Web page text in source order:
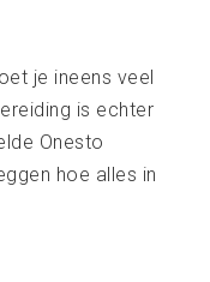
je ineens veel
is echter
Onesto
hoe alles in